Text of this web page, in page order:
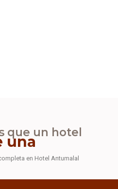
que un hotel
una
en Hotel Antumalal